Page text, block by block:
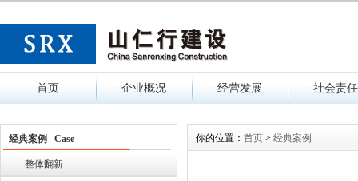
首页 企业概况 经营发展 社会责任
经典案例 Case
整体翻新
你的位置： 首页 > 经典案例